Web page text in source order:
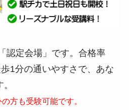
認定会場」です。合格率
1分の通いやすさで、あな
方も受験可能です。